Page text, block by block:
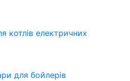
котлів електричних
для бойлерів